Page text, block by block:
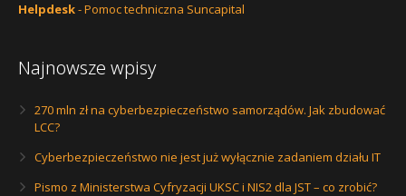
Helpdesk- Pomoc techniczna Suncapital
Najnowsze wpisy
270 mln zł na cyberbezpieczeństwo samorządów. Jak zbudować
LCC?
Cyberbezpieczeństwo nie jest już wyłącznie zadaniem działu IT
Pismo z Ministerstwa Cyfryzacji UKSC i NIS2 dla JST – co zrobić?